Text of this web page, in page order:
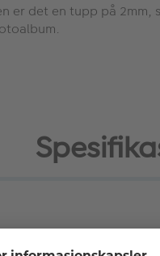
er det en tupp på